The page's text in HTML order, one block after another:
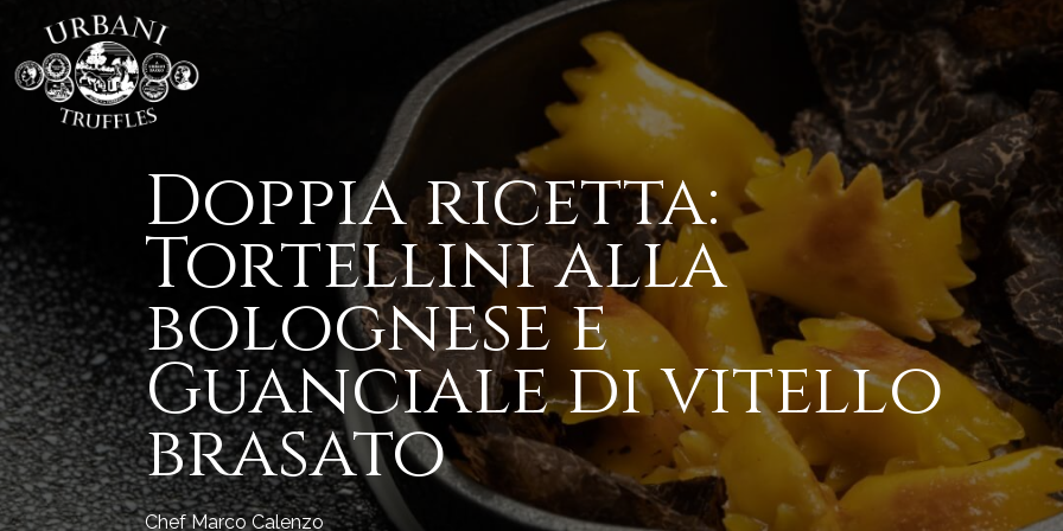
Doppia ricetta:
Tortellini alla
bolognese e
Guanciale di vitello
brasato
Chef Marco Calenzo